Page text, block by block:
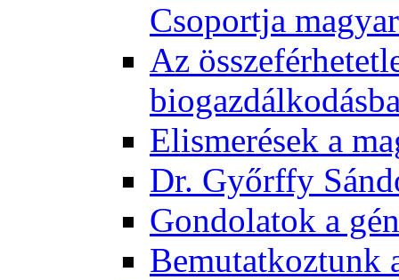
Csoportja
Az
Elismerések a
Dr. Győrffy
Gondolatok a
Bemutatkoztunk